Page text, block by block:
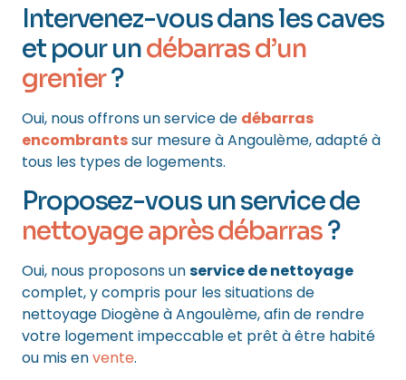
Intervenez-vous dans les caves
et pour undébarras d’un
grenier?
Oui, nous offrons un service de débarras
encombrantssur mesure à Angoulème, adapté à
tous les types de logements.
Proposez-vous un service de
nettoyage après débarras?
Oui, nous proposons unservice de nettoyage
complet, y compris pour les situations de
nettoyage Diogène à Angoulème, afin de rendre
votre logement impeccable et prêt à être habité
ou mis envente.